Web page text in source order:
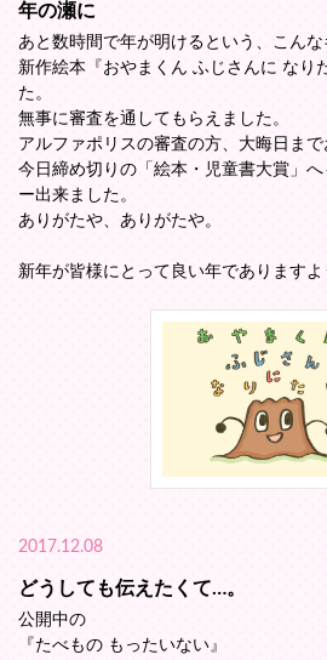
年の瀬に
あと数時間で年が明けるという、こん
新作絵本『おやまくん ふじさんに なり
た。
無事に審査を通してもらえました。
アルファポリスの審査の方、大晦日まで
今日締め切りの「絵本・児童書大賞」
ー出来ました。
ありがたや、ありがたや。
新年が皆様にとって良い年でありますよ
2017.12.08
どうしても伝えたくて…。
公開中の
『たべもの もったいない』